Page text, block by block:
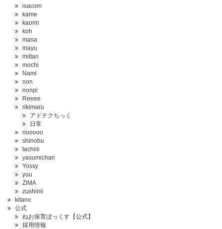
isacom
kame
kaorin
koh
masa
mayu
miitan
mochi
Nami
non
nonpi
Reeee
rikimaru
アドテクちっく
日常
riooooo
shinobu
tachiiii
yasumichan
Yossy
yuu
ZiMA
zushimi
kitano
公式
ねお保育ぼっくす【公式】
採用情報